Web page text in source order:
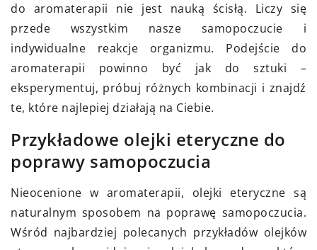
do aromaterapii nie jest nauką ścisłą. Liczy się
przede wszystkim nasze samopoczucie i
indywidualne reakcje organizmu. Podejście do
aromaterapii powinno być jak do sztuki –
eksperymentuj, próbuj różnych kombinacji i znajdź
te, które najlepiej działają na Ciebie.
Przykładowe olejki eteryczne do
poprawy samopoczucia
Nieocenione w aromaterapii, olejki eteryczne są
naturalnym sposobem na poprawę samopoczucia.
Wśród najbardziej polecanych przykładów olejków